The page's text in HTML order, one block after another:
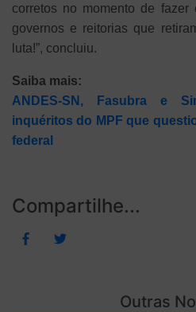
corretos no momento de fazer
governos e reitorias que
luta!”, concluiu.
Saiba mais:
ANDES-SN, Fasubra e
inquéritos do MPF que
federal
Compartilhe...
Outras